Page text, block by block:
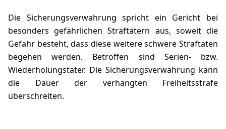
Die Sicherungsverwahrung spricht ein Gericht bei
besonders gefährlichen Straftätern aus, soweit die
Gefahr besteht, dass diese weitere schwere Straftaten
begehen werden. Betroffen sind Serien- bzw.
Wiederholungstäter. Die Sicherungsverwahrung kann
die Dauer der verhängten Freiheitsstrafe
überschreiten.